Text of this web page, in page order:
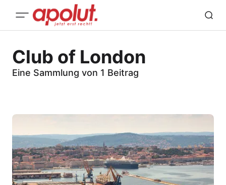
Club of London
Eine Sammlung von 1 Beitrag